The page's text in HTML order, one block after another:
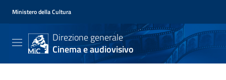
Ministero della Cultura
Direzione generale
Cinema e audiovisivo